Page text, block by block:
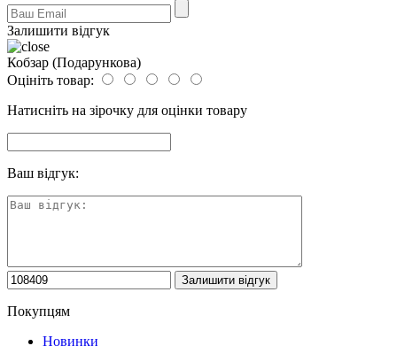
Залишити відгук
Кобзар (Подарункова)
Оцініть товар:
Натисніть на зірочку для оцінки товару
Ваш відгук:
Покупцям
Новинки